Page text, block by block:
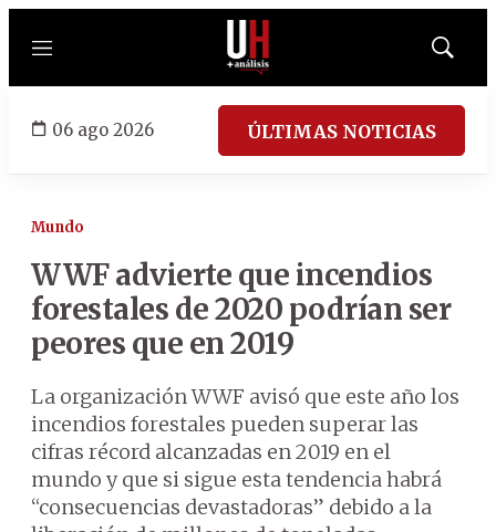
Menú
Mostrar
06 ago 2026 ÚLTIMAS NOTICIAS
Mundo
WWF advierte que incendios
forestales de 2020 podrían ser
peores que en 2019
La organización WWF avisó que este año los
incendios forestales pueden superar las
cifras récord alcanzadas en 2019 en el
mundo y que si sigue esta tendencia habrá
“consecuencias devastadoras” debido a la